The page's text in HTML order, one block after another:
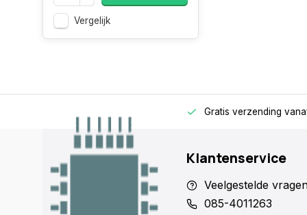
versie
product
Type koeling
Backlight
Backlight-
Rood/groen/blauw
Vergelijk
Gratis verzending
Klantenservice
Veelgestelde
085-4011263